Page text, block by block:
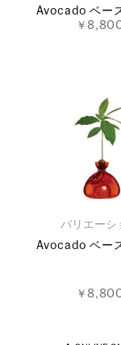
Avocado ベー
￥
バリエーシ
Avocado ベー
￥